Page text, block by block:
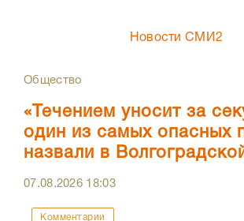
Новости СМИ2
Общество
«Течением уносит за
один из самых опасных
назвали в
07.08.2026 18:03
Комментарии